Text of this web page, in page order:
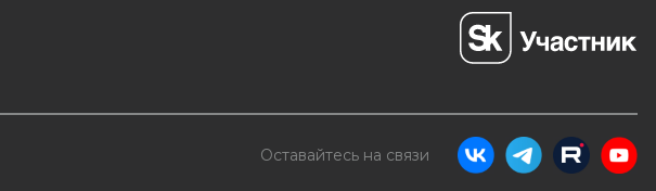
Оставайтесь на связи